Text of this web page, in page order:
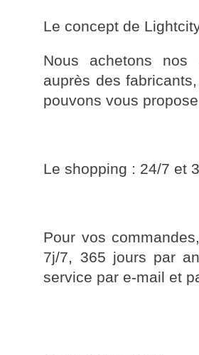
Le concept de
Nous achetons nos
auprès des
pouvons vous
Le shopping : 24/7 et
Pour vos
7j/7, 365 jours par
service par e-mail et